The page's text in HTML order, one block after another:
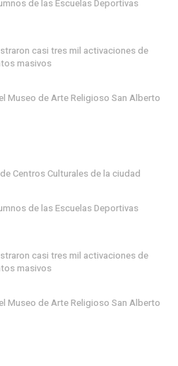
de las Escuelas Deportivas
casi tres mil activaciones de
masivos
Museo de Arte Religioso San Alberto
Centros Culturales de la ciudad
de las Escuelas Deportivas
casi tres mil activaciones de
masivos
Museo de Arte Religioso San Alberto